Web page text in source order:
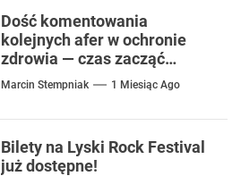
Dość komentowania
kolejnych afer w ochronie
zdrowia — czas zacząć
mówić o rozwiązaniach
Marcin Stempniak 1 Miesiąc Ago
Bilety na Lyski Rock Festival
już dostępne!